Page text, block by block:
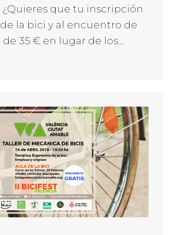
que tu inscripción
la bici y al encuentro de
de 35 € en lugar de los…